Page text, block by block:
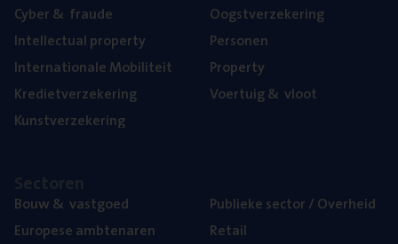
Cyber& fraude
Intel­lec­tu­al property
Inter­na­ti­o­na­le Mobiliteit
Kre­diet­ver­ze­ke­ring
Kunst­ver­ze­ke­ring
Oogst­ver­ze­ke­ring
Per­so­nen
Pro­per­ty
Voer­tuig& vloot
Bouw& vastgoed
Euro­pe­se ambtenaren
Publie­ke sec­tor / Overheid
Retail